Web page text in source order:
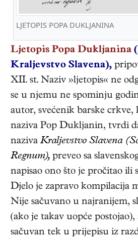
LJETOPIS POPA DUKLJANINA
Ljetopis Popa Dukljanina
Kraljevstvo Slavena),
XII. st. Naziv »ljetopis« ne
se u njemu ne spominju
autor, svećenik barske crkve,
naziva Pop Dukljanin, tvrdi
naziva Kraljevstvo Slavena
Regnum), preveo sa
napisao ono što je pročitao ili
Djelo je zapravo kompilacija
Nije sačuvano u najranijem,
(ako je takav uopće
sačuvan tek u prijepisu iz